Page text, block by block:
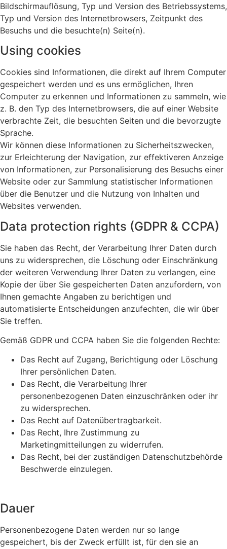
Bildschirmauflösung, Typ und Version des Betriebssystems,
Typ und Version des Internetbrowsers, Zeitpunkt des
Besuchs und die besuchte(n) Seite(n).
Using cookies
Cookies sind Informationen, die direkt auf Ihrem Computer
gespeichert werden und es uns ermöglichen, Ihren
Computer zu erkennen und Informationen zu sammeln, wie
z. B. den Typ des Internetbrowsers, die auf einer Website
verbrachte Zeit, die besuchten Seiten und die bevorzugte
Sprache.
Wir können diese Informationen zu Sicherheitszwecken,
zur Erleichterung der Navigation, zur effektiveren Anzeige
von Informationen, zur Personalisierung des Besuchs einer
Website oder zur Sammlung statistischer Informationen
über die Benutzer und die Nutzung von Inhalten und
Websites verwenden.
Data protection rights (GDPR & CCPA)
Sie haben das Recht, der Verarbeitung Ihrer Daten durch
uns zu widersprechen, die Löschung oder Einschränkung
der weiteren Verwendung Ihrer Daten zu verlangen, eine
Kopie der über Sie gespeicherten Daten anzufordern, von
Ihnen gemachte Angaben zu berichtigen und
automatisierte Entscheidungen anzufechten, die wir über
Sie treffen.
Gemäß GDPR und CCPA haben Sie die folgenden Rechte:
Das Recht auf Zugang, Berichtigung oder Löschung
Ihrer persönlichen Daten.
Das Recht, die Verarbeitung Ihrer
personenbezogenen Daten einzuschränken oder ihr
zu widersprechen.
Das Recht auf Datenübertragbarkeit.
Das Recht, Ihre Zustimmung zu
Marketingmitteilungen zu widerrufen.
Das Recht, bei der zuständigen Datenschutzbehörde
Beschwerde einzulegen.
Dauer
Personenbezogene Daten werden nur so lange
gespeichert, bis der Zweck erfüllt ist, für den sie an